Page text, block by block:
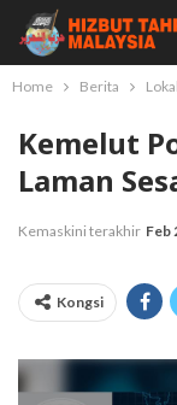
Home Berita Lokal
Kemelut
Laman
Kemaskini terakhir Feb
Kongsi